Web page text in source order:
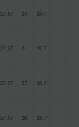
27.67 24 28.7
27.67 24 28.7
27.67 27 28.7
27.67 28 28.7